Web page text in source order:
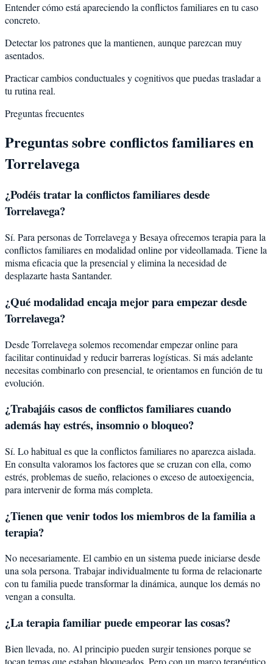
Entender cómo está apareciendo la conflictos familiares en tu caso
concreto.
Detectar los patrones que la mantienen, aunque parezcan muy
asentados.
Practicar cambios conductuales y cognitivos que puedas trasladar a
tu rutina real.
Preguntas frecuentes
Preguntas sobre conflictos familiaresen
Torrelavega
¿Podéis tratar laconflictos familiaresdesde
Torrelavega?
Sí. Para personas de Torrelavega y Besaya ofrecemos terapia para la
conflictos familiares en modalidad online por videollamada. Tiene la
misma eficacia que la presencial y elimina la necesidad de
desplazarte hasta Santander.
¿Qué modalidad encaja mejor para empezar desde
Torrelavega?
Desde Torrelavega solemos recomendar empezar online para
facilitar continuidad y reducir barreras logísticas. Si más adelante
necesitas combinarlo con presencial, te orientamos en función de tu
evolución.
¿Trabajáis casos de conflictos familiares cuando
además hay estrés, insomnio o bloqueo?
Sí. Lo habitual es que la conflictos familiares no aparezca aislada.
En consulta valoramos los factores que se cruzan con ella, como
estrés, problemas de sueño, relaciones o exceso de autoexigencia,
para intervenir de forma más completa.
¿Tienen que venir todos los miembros de la familia a
terapia?
No necesariamente. El cambio en un sistema puede iniciarse desde
una sola persona. Trabajar individualmente tu forma de relacionarte
con tu familia puede transformar la dinámica, aunque los demás no
vengan a consulta.
¿La terapia familiar puede empeorar las cosas?
Bien llevada, no. Al principio pueden surgir tensiones porque se
tocan temas que estaban bloqueados. Pero con un marco terapéutico